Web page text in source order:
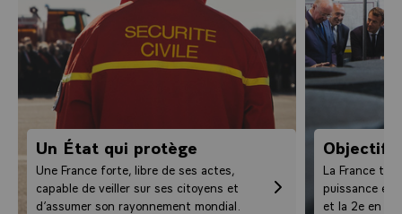
Un État qui protège
Une France forte, libre de ses actes,
capable de veiller sur ses citoyens et
d’assumer son rayonnement mondial.
Objectif
La France
puissance
et la 2e en